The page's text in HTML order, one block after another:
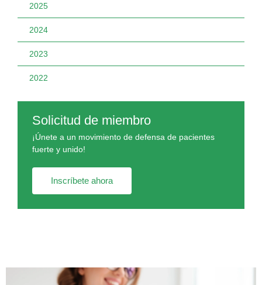
2025
2024
2023
2022
Solicitud de miembro
¡Únete a un movimiento de defensa de pacientes
fuerte y unido!
Inscríbete ahora